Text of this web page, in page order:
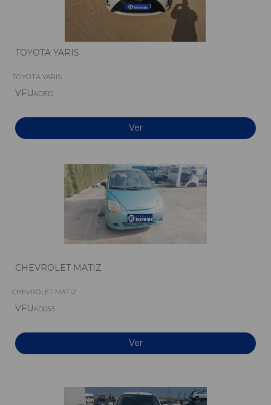
TOYOTA YARIS
TOYOTA YARIS
VFUAD510
Ver
CHEVROLET MATIZ
CHEVROLET MATIZ
VFUAD053
Ver